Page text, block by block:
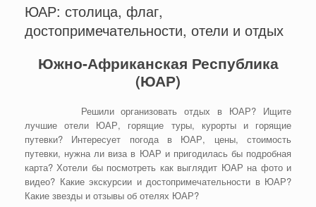
ЮАР: столица, флаг,
достопримечательности, отели и отдых
Южно-Африканская Республика
(ЮАР)
Решили организовать отдых в ЮАР? Ищите
лучшие отели ЮАР, горящие туры, курорты и горящие
путевки? Интересует погода в ЮАР, цены, стоимость
путевки, нужна ли виза в ЮАР и пригодилась бы подробная
карта? Хотели бы посмотреть как выглядит ЮАР на фото и
видео? Какие экскурсии и достопримечательности в ЮАР?
Какие звезды и отзывы об отелях ЮАР?